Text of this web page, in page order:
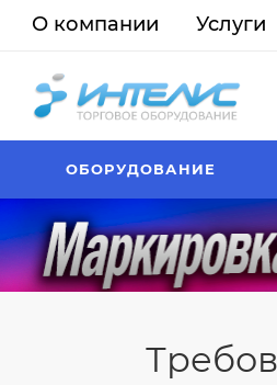
О компании Услуги
ОБОРУДОВАНИЕ